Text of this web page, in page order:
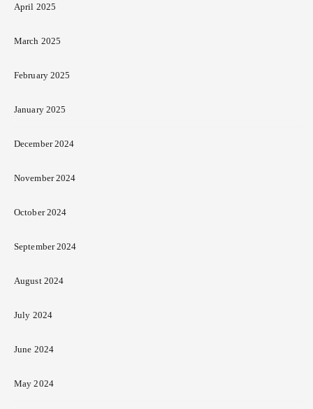
April 2025
March 2025
February 2025
January 2025
December 2024
November 2024
October 2024
September 2024
August 2024
July 2024
June 2024
May 2024